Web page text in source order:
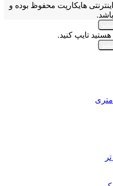
هایکارپت محفوظ بوده و
تایپ کنید.